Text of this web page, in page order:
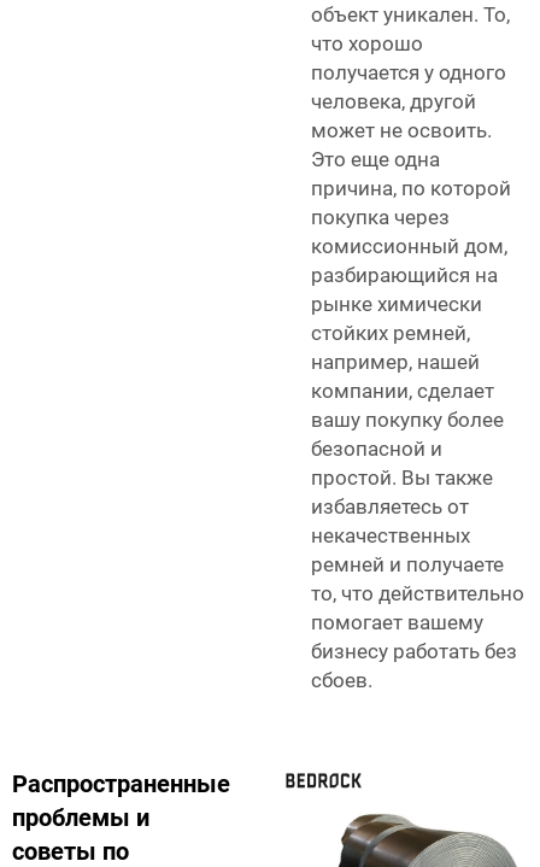
объект уникален. То,
что хорошо
получается у одного
человека, другой
может не освоить.
Это еще одна
причина, по которой
покупка через
комиссионный дом,
разбирающийся на
рынке химически
стойких ремней,
например, нашей
компании, сделает
вашу покупку более
безопасной и
простой. Вы также
избавляетесь от
некачественных
ремней и получаете
то, что действительно
помогает вашему
бизнесу работать без
сбоев.
Распространенные
проблемы и
советы по